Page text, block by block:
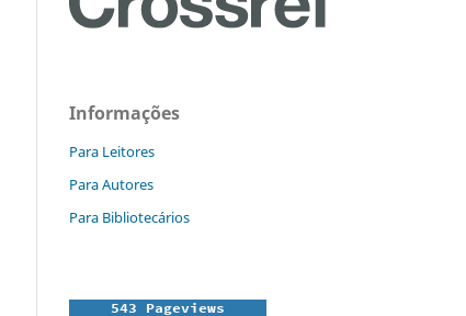
Informações
Para Leitores
Para Autores
Para Bibliotecários